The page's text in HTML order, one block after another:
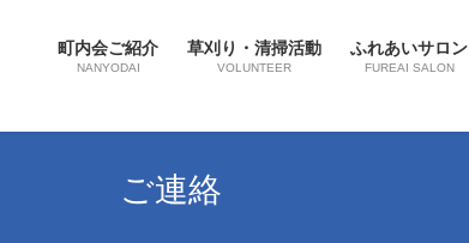
町内会ご紹介
NANYODAI
草刈り・清掃活動
VOLUNTEER
ふれあいサロン
FUREAI SALON
ご連絡